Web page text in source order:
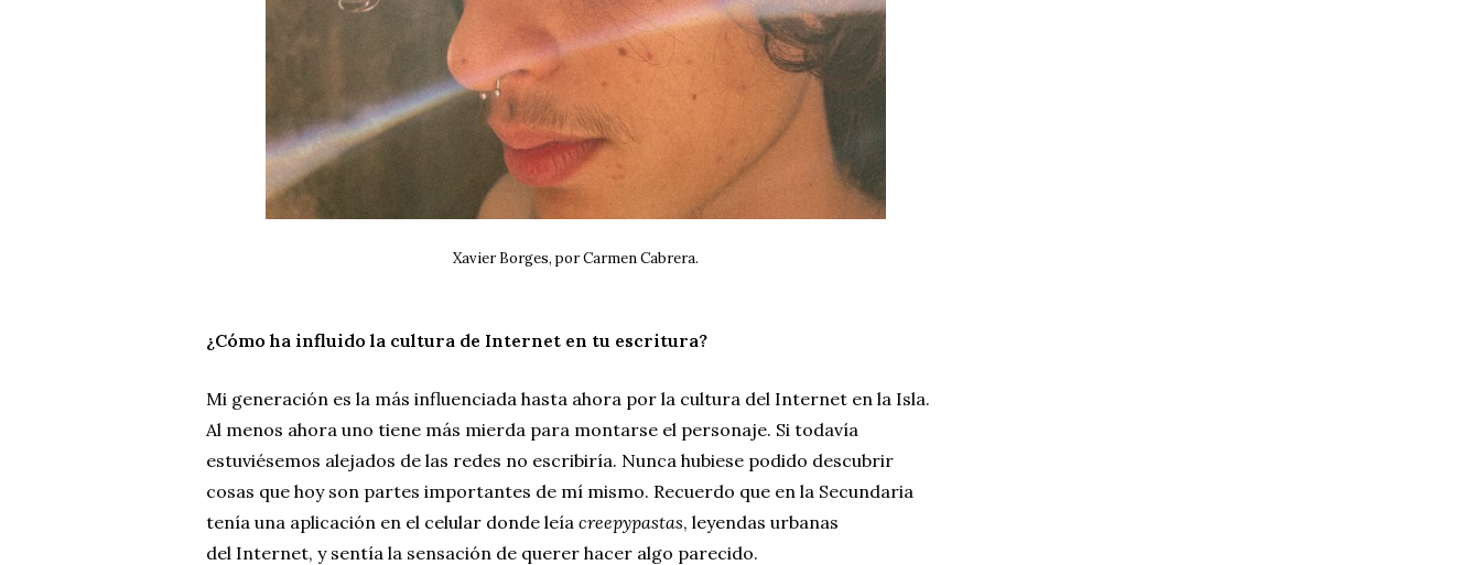
Xavier Borges, por Carmen Cabrera.
¿Cómo ha influido la cultura de Internet en tu escritura?
Mi generación es la más influenciada hasta ahora por la cultura del Internet en la Isla.
Al menos ahora uno tiene más mierda para montarse el personaje. Si todavía
estuviésemos alejados de las redes no escribiría. Nunca hubiese podido descubrir
cosas que hoy son partes importantes de mí mismo. Recuerdo que en la Secundaria
tenía una aplicación en el celular donde leía creepypastas, leyendas urbanas
del Internet, y sentía la sensación de querer hacer algo parecido.